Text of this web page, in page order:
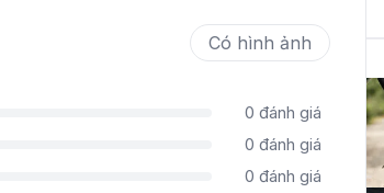
Có hình ảnh
0 đánh giá
0 đánh giá
0 đánh giá